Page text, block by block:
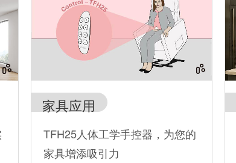
家具应用
TFH25人体工学手控器，为您的
家具增添吸引力